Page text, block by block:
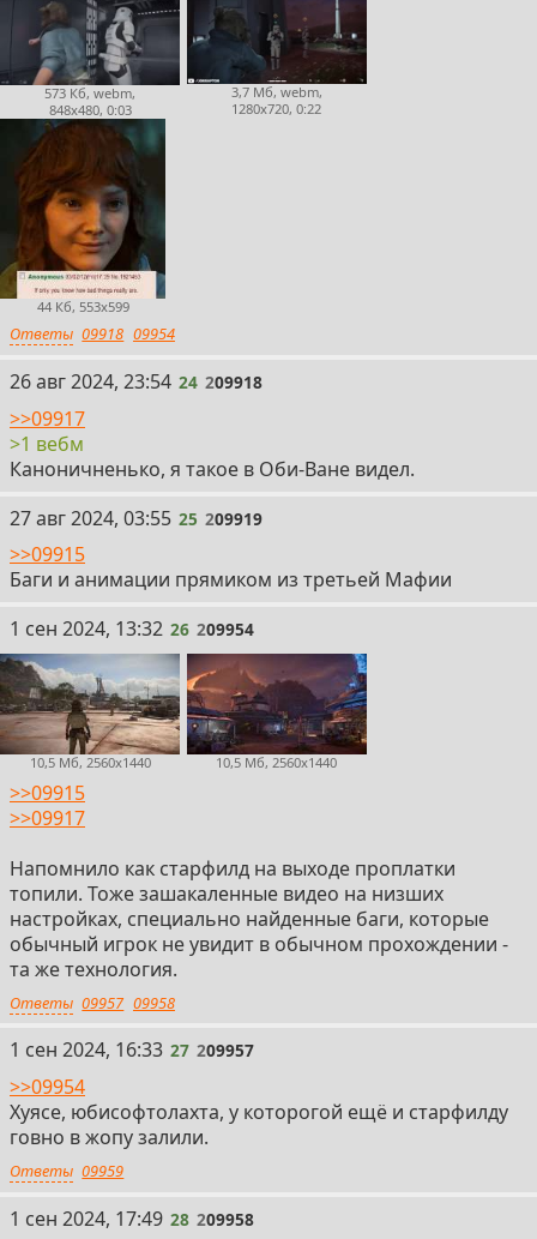
573 Кб, webm,
848x480, 0:03
3,7 Мб, webm,
1280x720, 0:22
44 Кб, 553x599
Ответы 09918 09954
24
26 авг 2024, 23:54 24 209918
>>09917
>1 вебм
Каноничненько, я такое в Оби-Ване видел.
25
27 авг 2024, 03:55 25 209919
>>09915
Баги и анимации прямиком из третьей Мафии
26
1 сен 2024, 13:32 26 209954
10,5 Мб, 2560x1440 10,5 Мб, 2560x1440
>>09915
>>09917
Напомнило как старфилд на выходе проплатки
топили. Тоже зашакаленные видео на низших
настройках, специально найденные баги, которые
обычный игрок не увидит в обычном прохождении -
та же технология.
Ответы 09957 09958
27
1 сен 2024, 16:33 27 209957
>>09954
Хуясе, юбисофтолахта, у которогой ещё и старфилду
говно в жопу залили.
Ответы 09959
28
1 сен 2024, 17:49 28 209958